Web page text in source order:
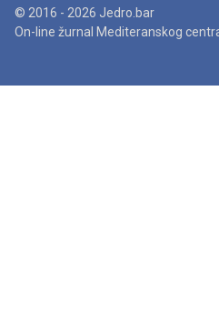
© 2016 - 2026 Jedro.bar
On-line žurnal Mediteranskog